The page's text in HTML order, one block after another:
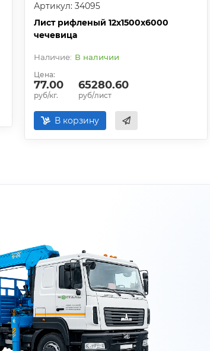
Артикул: 34095
Лист рифленый 12х1500х6000
чечевица
В наличии
Цена:
77.00
руб/кг.
65280.60
руб/лист
В корзину